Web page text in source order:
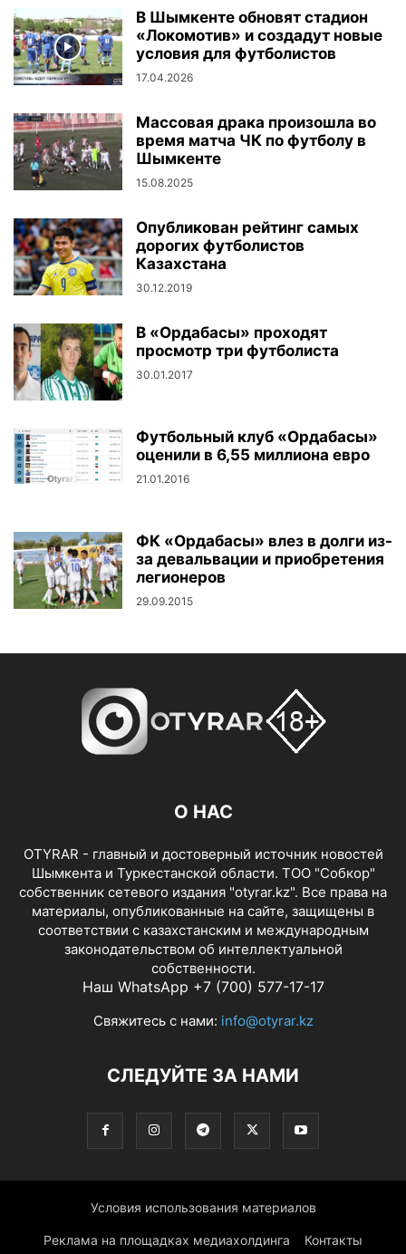
В Шымкенте обновят стадион
«Локомотив» и создадут новые
условия для футболистов
17.04.2026
Массовая драка произошла во
время матча ЧК по футболу в
Шымкенте
15.08.2025
Опубликован рейтинг самых
дорогих футболистов
Казахстана
30.12.2019
В «Ордабасы» проходят
просмотр три футболиста
30.01.2017
Футбольный клуб «Ордабасы»
оценили в 6,55 миллиона евро
21.01.2016
ФК «Ордабасы» влез в долги из-
за девальвации и приобретения
легионеров
29.09.2015
О НАС
OTYRAR - главный и достоверный источник новостей
Шымкента и Туркестанской области. ТОО "Собкор"
собственник сетевого издания "otyrar.kz". Все права на
материалы, опубликованные на сайте, защищены в
соответствии с казахстанским и международным
законодательством об интеллектуальной
собственности.
Наш WhatsApp +7 (700) 577-17-17
Свяжитесь с нами: info@otyrar.kz
СЛЕДУЙТЕ ЗА НАМИ
Условия использования материалов
Реклама на площадках медиахолдинга Контакты